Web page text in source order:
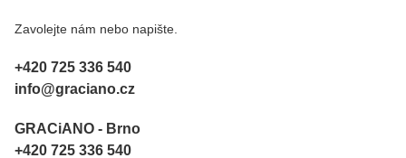
Zavolejte nám nebo napište.
+420 725 336 540
info@graciano.cz
GRACiANO - Brno
+420 725 336 540